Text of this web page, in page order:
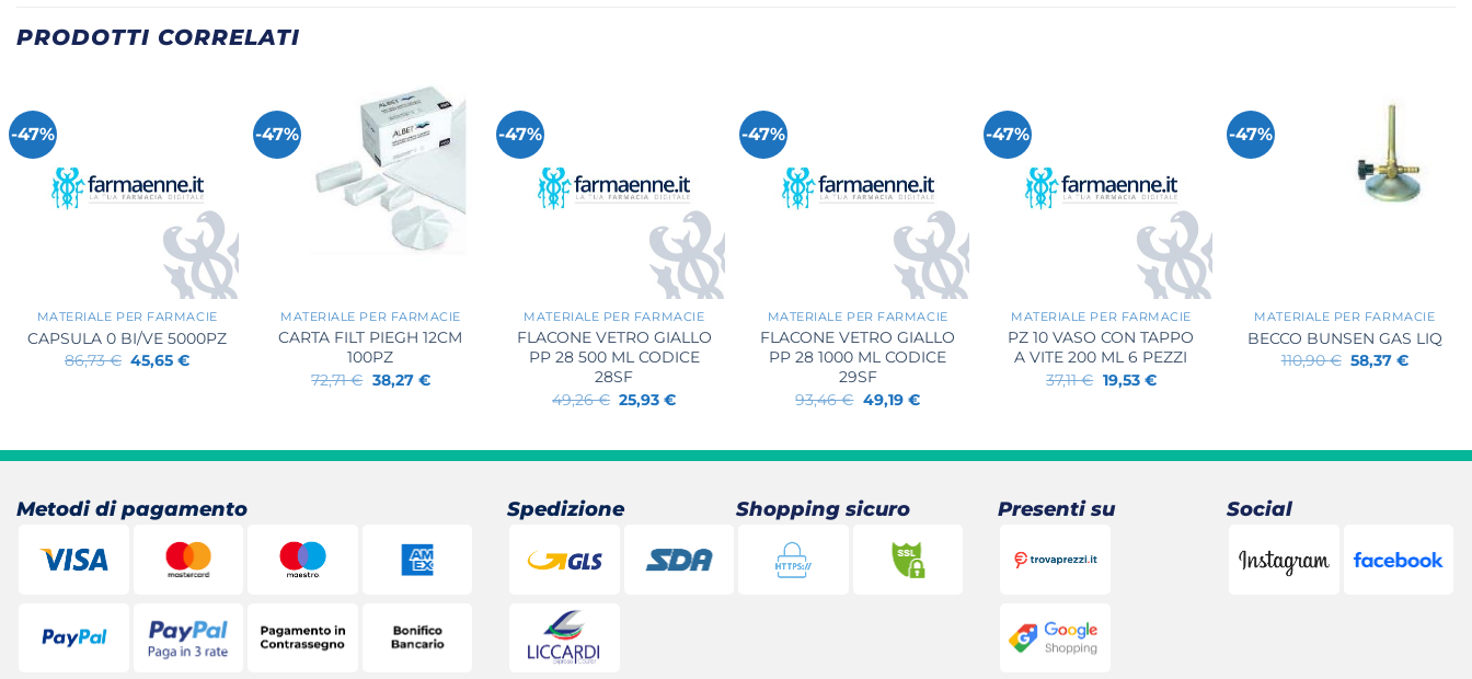
PRODOTTI CORRELATI
-47%
MATERIALE PER FARMACIE
CAPSULA 0 BI/VE 5000PZ
86,73€ Il
prezzo
45,65€Il
-47%
MATERIALE PER FARMACIE
CARTA FILT PIEGH 12CM
100PZ
72,71€ Il
prezzo
38,27 €Il
-47%
MATERIALE PER FARMACIE
FLACONE VETRO GIALLO
PP 28 500 ML CODICE
28SF
49,26€ Il
prezzo
49,26 €.
25,93€Il
25,93 €.
-47%
MATERIALE PER FARMACIE
FLACONE VETRO GIALLO
PP 28 1000 ML CODICE
29SF
93,46€ Il
prezzo
93,46 €.
49,19 €Il
49,19 €.
-47%
MATERIALE PER FARMACIE
PZ 10 VASO CON TAPPO
A VITE 200 ML 6 PEZZI
37,11€ Il
prezzo
19,53 €Il
-47%
MATERIALE PER FARMACIE
BECCO BUNSEN GAS LIQ
110,90€ Il
prezzo
58,37 €Il
Metodi di pagamento Spedizione Shopping sicuro Presenti su Social